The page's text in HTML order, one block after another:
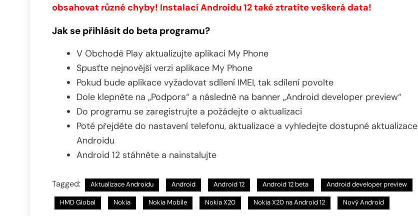
obsahovat různé chyby! Instalací Androidu 12 také ztratíte veškerá data!
Jak se přihlásit do beta programu?
V Obchodě Play aktualizujte aplikaci My Phone
Spusťte nejnovější verzi aplikace My Phone
Pokud bude aplikace vyžadovat sdílení IMEI, tak sdílení povolte
Dole klepněte na „Podpora“ a následně na banner „Android developer preview“
Do programu se zaregistrujte a požádejte o aktualizaci
Poté přejděte do nastavení telefonu, aktualizace a vyhledejte dostupné aktualizace
Androidu
Android 12 stáhněte a nainstalujte
Tagged: Aktualizace Androidu Android Android 12 Android 12 beta Android developer preview
HMD Global Nokia Nokia Mobile Nokia X20 Nokia X20 na Android 12 Nový Android